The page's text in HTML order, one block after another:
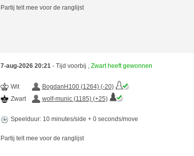
Partij telt mee voor de ranglijst
7-aug-2026 20:21 - Tijd voorbij , Zwart heeft gewonnen
Wit
BogdanH100 (1264) (-20)
Zwart
wolf-munic (1185) (+25)
Speelduur: 10 minutes/side + 0 seconds/move
Partij telt mee voor de ranglijst